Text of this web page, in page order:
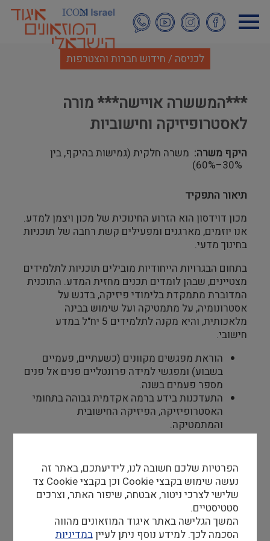
לתוכן
העיקרי
לכניסה / חידוש חברות והצטרפות
***המששרה אויישה*** מורה
לאסטרופיזיקה וחישוביות
היקף משרה משרה חלקית (גמישות בהיקף, בין
30%–60%)
תיאור התפקיד
מכון דוידסון הוא הזרוע החינוכית של מכון ויצמן למדע.
אנו יוזמים, מארגנים ומפעילים קשת רחבה של תוכניות
בחינוך מדעי.
בתחום הבגרויות הייחודיות מובילים תוכניות לתלמידים
מצטיינים, שבהן לומדים תכנים מחזית המדע. התוכנית
המדוברת מתמקדת בלימודי פיזיקה, בדגש על
אסטרונומיה, על מתמטיקה ועל שימוש בבינה
מלאכותית, והיא מקנה לתלמידים 5 יח"ל במדע
חישובי.
הוראת מפגשים מקוונים (כשעתיים, פעמיים
בשבוע) ומפגשי למידה פרונטליים פנים אל פנים
מספר פעמים בשנה.
התעדכנות בידע ברמה אקדמית גבוהה בתחומי
האסטרופיזיקה, הפיזיקה החישובית
והמתמטיקה.
אפיון, פיתוח והתאמה של תוכן חינוכי מגוון
שילוב טכנולוגיות חינוכיות חדשניות וכלים
דיגיטליים בתהליך הלמידה.
הנחיית פרויקטים של תלמידי הכיתה; קשר אישי
שוטף עימם ועם אנשי החינוך הרלוונטיים.
הפרטיות שלכם חשובה לנו, לידיעתכם, באתר זה
נעשה שימוש בקבצי Cookie וכן בקבצי Cookie צד
שלישי לצרכי ניטור, אבטחה, שיפור האתר, וצרכים
סטטיסטיים.
המשך הגלישה באתר איגוד המוזאונים מהווה
הסכמה לכך. למידע נוסף ניתן לעייןבמדיניות